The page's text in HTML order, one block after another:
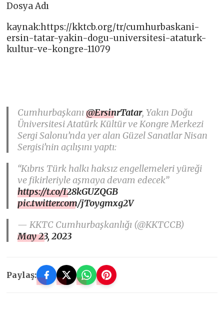
Dosya Adı
kaynak:https://kktcb.org/tr/cumhurbaskani-
ersin-tatar-yakin-dogu-universitesi-ataturk-
kultur-ve-kongre-11079
Cumhurbaşkanı@ErsinrTatar, Yakın Doğu
Üniversitesi Atatürk Kültür ve Kongre Merkezi
Sergi Salonu’nda yer alan Güzel Sanatlar Nisan
Sergisi’nin açılışını yaptı:
“Kıbrıs Türk halkı haksız engellemeleri yüreği
ve fikirleriyle aşmaya devam edecek”
https://t.co/I28kGUZQGB
pic.twitter.com/jToygmxg2V
— KKTC Cumhurbaşkanlığı (@KKTCCB)
May 23, 2023
Paylaş: